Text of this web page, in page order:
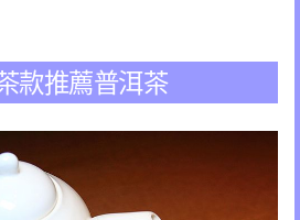
款推薦普洱茶